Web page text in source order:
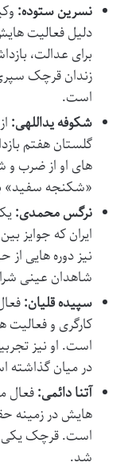
نسرین ستوده:
دلیل فعالیت
برای عدالت،
زندان قرچک
است.
شکوفه یداللهی:
گلستان هفتم
های او از ضرب و
«شکنجه سفید»
نرگس محمدی:
ایران که جوایز
نیز دوره هایی
شاهدان عینی
سپیده قلیان:
کارگری و فعالیت
است. او نیز
در میان گذاشته
آتنا دائمی:فعال
هایش در زمینه
است. قرچک یکی
شد.